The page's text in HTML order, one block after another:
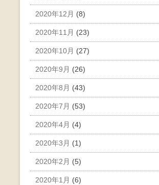
2020年12月 (8)
2020年11月 (23)
2020年10月 (27)
2020年9月 (26)
2020年8月 (43)
2020年7月 (53)
2020年4月 (4)
2020年3月 (1)
2020年2月 (5)
2020年1月 (6)